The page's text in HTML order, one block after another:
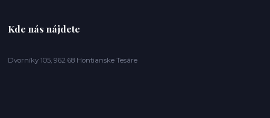
Kde nás nájdete
Dvorníky 105, 962 68 Hontianske Tesáre